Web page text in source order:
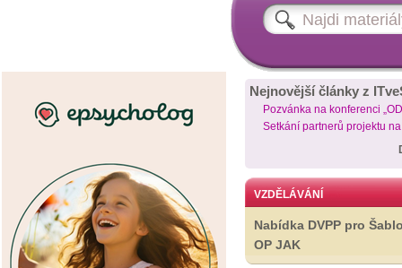
Nejnovější články z
Pozvánka na konferenci
Setkání partnerů projektu
VZDĚLÁVÁNÍ
Nabídka DVPP pro
OP JAK